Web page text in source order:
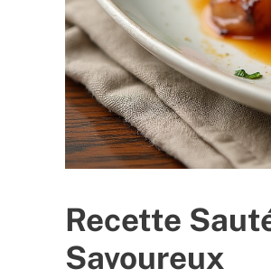
Recette
Savoureux